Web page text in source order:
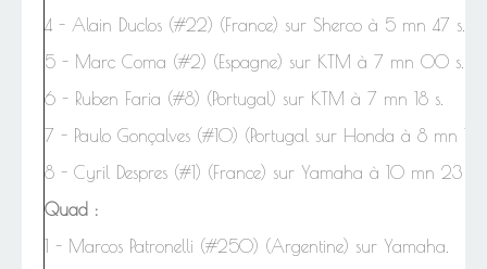
4 - Alain Duclos (#22) (France) sur Sherco à 5 mn 47 s.
5 - Marc Coma (#2) (Espagne) sur KTM à 7 mn 00 s.
6 - Ruben Faria (#8) (Portugal) sur KTM à 7 mn 18 s.
7 - Paulo Gonçalves (#10) (Portugal sur Honda à 8 mn 10
8 - Cyril Despres (#1) (France) sur Yamaha à 10 mn 23 s.
Quad :
1 - Marcos Patronelli (#250) (Argentine) sur Yamaha.